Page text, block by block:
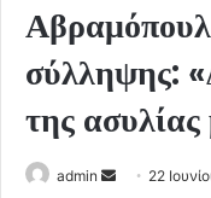
σύλληψης:
της
admin
Send 22